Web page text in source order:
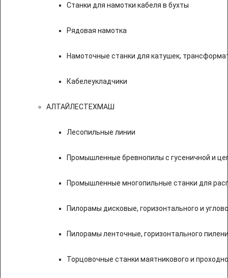
Станки для намотки кабеля в бухты
Рядовая намотка
Намоточные станки для катушек,
Кабелеукладчики
АЛТАЙЛЕСТЕХМАШ
Лесопильные линии
Промышленные бревнопилы с гусеничной и
Промышленные многопильные станки для
Пилорамы дисковые, горизонтального и
Пилорамы ленточные, горизонтального
Торцовочные станки маятникового и